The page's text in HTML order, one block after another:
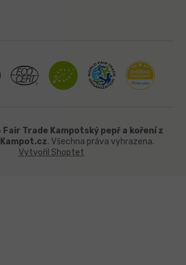
Vytvořil Shoptet
Fair Trade Kampotský pepř a koření z
Kampot.cz. Všechna práva vyhrazena.